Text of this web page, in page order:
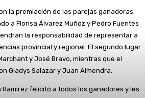
la premiación de las parejas ganadoras.
a Florisa Álvarez Muñoz y Pedro Fuentes
la responsabilidad de representar a
provincial y regional. El segundo lugar
y José Bravo, mientras que el
Gladys Salazar y Juan Almendra.
Ramírez felicitó a todos los ganadores y les